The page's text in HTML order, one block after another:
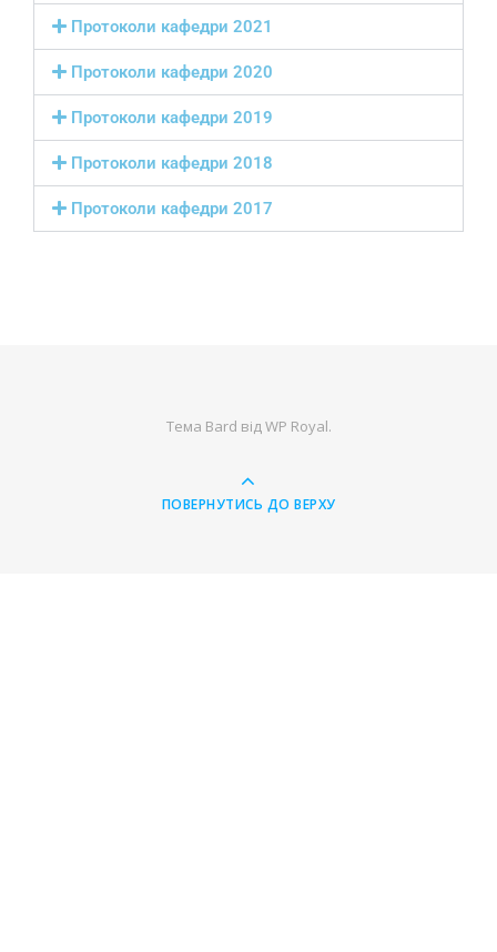
Протоколи кафедри 2021
Протоколи кафедри 2020
Протоколи кафедри 2019
Протоколи кафедри 2018
Протоколи кафедри 2017
Тема Bard відWP Royal.
ПОВЕРНУТИСЬ ДО ВЕРХУ